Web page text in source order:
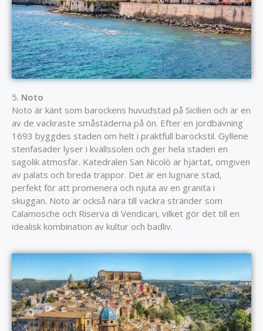
5. Noto
Noto är känt som barockens huvudstad på Sicilien och är en
av de vackraste småstäderna på ön. Efter en jordbävning
1693 byggdes staden om helt i praktfull barockstil. Gyllene
stenfasader lyser i kvällssolen och ger hela staden en
sagolik atmosfär. Katedralen San Nicolò är hjärtat, omgiven
av palats och breda trappor. Det är en lugnare stad,
perfekt för att promenera och njuta av en granita i
skuggan. Noto är också nära till vackra stränder som
Calamosche och Riserva di Vendicari, vilket gör det till en
idealisk kombination av kultur och badliv.